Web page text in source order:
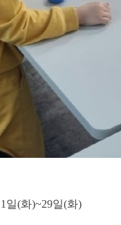
일(화)~29일(화)